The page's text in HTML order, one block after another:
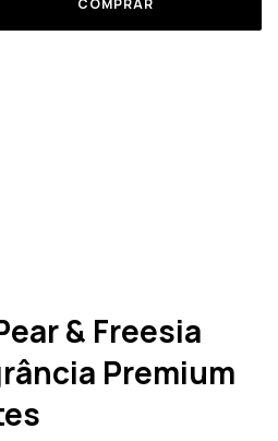
& Freesia
Premium